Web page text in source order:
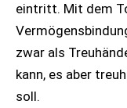
eintritt. Mit dem
zwar als
kann, es aber
soll.